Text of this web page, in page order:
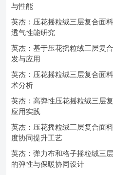
与性能
英杰：压花摇粒绒三层复合面
透气性能研究
英杰：基于压花摇粒绒三层复
发与应用
英杰：压花摇粒绒三层复合面
术分析
英杰：高弹性压花摇粒绒三层
应用实践
英杰：压花摇粒绒三层复合面
度协同提升工艺
英杰：弹力布和格子摇粒绒三
的弹性与保暖协同设计